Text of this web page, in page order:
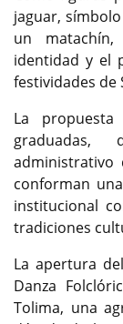
jaguar,
un
identidad y el
festividades de
La
graduadas,
administrativo
conforman
institucional
tradiciones
La apertura
Danza
Tolima, una